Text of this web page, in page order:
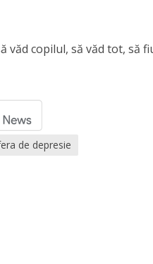
văd copilul, să văd tot, să
de depresie